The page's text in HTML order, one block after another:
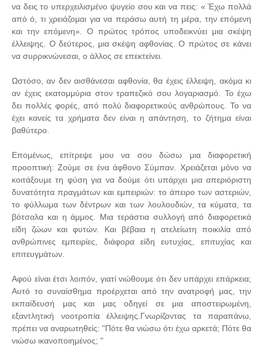
να δεις το υπερχειλισμένο ψυγείο σου και να πεις: « Έχω πολλά
από ό, τι χρειάζομαι για να περάσω αυτή τη μέρα, την επόμενη
και την επόμενη». Ο πρώτος τρόπος υποδεικνύει μια σκέψη
έλλειψης. Ο δεύτερος, μια σκέψη αφθονίας. Ο πρώτος σε κάνει
να συρρικνώνεσαι, ο άλλος σε επεκτείνει.
Ωστόσο, αν δεν αισθάνεσαι αφθονία, θα έχεις έλλειψη, ακόμα κι
αν έχεις εκατομμύρια στον τραπεζικό σου λογαριασμό. Το έχω
δει πολλές φορές, από πολύ διαφορετικούς ανθρώπους. Το να
έχει κανείς τα χρήματα δεν είναι η απάντηση, το ζήτημα είναι
βαθύτερο.
Επομένως, επίτρεψε μου να σου δώσω μια διαφορετική
προοπτική: Ζούμε σε ένα άφθονο Σύμπαν. Χρειάζεται μόνο να
κοιτάξουμε τη φύση για να δούμε ότι υπάρχει μια απεριόριστη
δυνατότητα πραγμάτων και εμπειριών: το άπειρο των αστεριών,
το φύλλωμα των δέντρων και των λουλουδιών, τα κύματα, τα
βότσαλα και η άμμος. Μια τεράστια συλλογή από διαφορετικά
είδη ζώων και φυτών. Και βέβαια η ατελείωτη ποικιλία από
ανθρώπινες εμπειρίες, διάφορα είδη ευτυχίας, επιτυχίας και
επιτευγμάτων.
Αφού είναι έτσι λοιπόν, γιατί νιώθουμε ότι δεν υπάρχει επάρκεια;
Αυτό το συναίσθημα προέρχεται από την ανατροφή μας, την
εκπαίδευσή μας και μας οδηγεί σε μια αποστειρωμένη,
εξαντλητική νοοτροπία έλλειψης.Γνωρίζοντας τα παραπάνω,
πρέπει να αναρωτηθείς: "Πότε θα νιώσω ότι έχω αρκετά; Πότε θα
νιώσω ικανοποιημένος; "